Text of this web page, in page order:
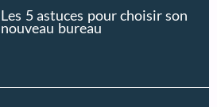
Les 5 astuces pour choisir son
nouveau bureau